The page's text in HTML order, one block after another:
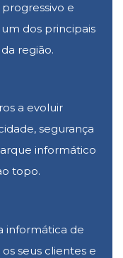
e
dos principais
região.
a evoluir
segurança
informático
topo.
informática de
seus clientes e